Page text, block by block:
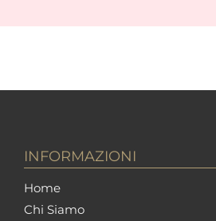
INFORMAZIONI
Home
Chi Siamo